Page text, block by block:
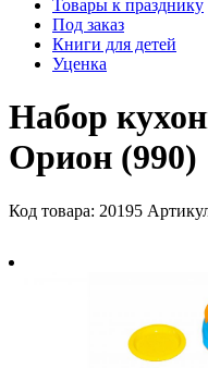
Товары к празднику
Под заказ
Книги для детей
Уценка
Набор
Орион (990)
Код товара: 20195